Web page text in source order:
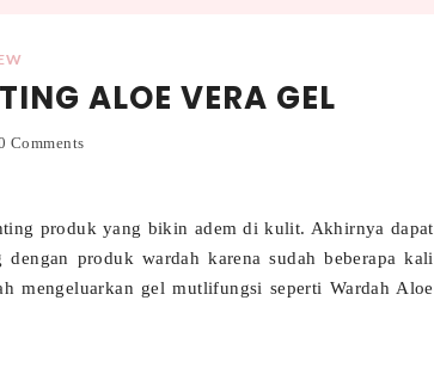
ALOE VERA GEL
Comments
produk yang bikin adem di kulit. Akhirnya dapat
produk wardah karena sudah beberapa kali
mengeluarkan gel mutlifungsi seperti Wardah Aloe